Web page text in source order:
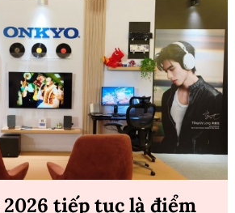
2026 tiếp tục là điểm